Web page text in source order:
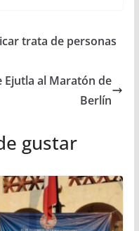
trata de personas
Ejutla al Maratón de
Berlín
gustar